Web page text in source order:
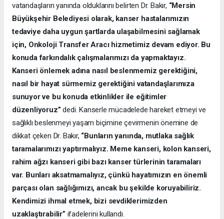
vatandaşların yanında olduklarını belirten Dr. Bakır, “Mersin
Büyükşehir Belediyesi olarak, kanser hastalarımızın
tedaviye daha uygun şartlarda ulaşabilmesini sağlamak
için, Onkoloji Transfer Aracı hizmetimiz devam ediyor. Bu
konuda farkındalık çalışmalarımızı da yapmaktayız.
Kanseri önlemek adına nasıl beslenmemiz gerektiğini,
nasıl bir hayat sürmemiz gerektiğini vatandaşlarımıza
sunuyor ve bu konuda etkinlikler ile eğitimler
düzenliyoruz”dedi. Kanserle mücadelede hareket etmeyi ve
sağlıklı beslenmeyi yaşam biçimine çevirmenin önemine de
dikkat çeken Dr. Bakır, “Bunların yanında, mutlaka sağlık
taramalarımızı yaptırmalıyız. Meme kanseri, kolon kanseri,
rahim ağzı kanseri gibi bazı kanser türlerinin taramaları
var. Bunları aksatmamalıyız, çünkü hayatımızın en önemli
parçası olan sağlığımızı, ancak bu şekilde koruyabiliriz.
Kendimizi ihmal etmek, bizi sevdiklerimizden
uzaklaştırabilir” ifadelerini kullandı.